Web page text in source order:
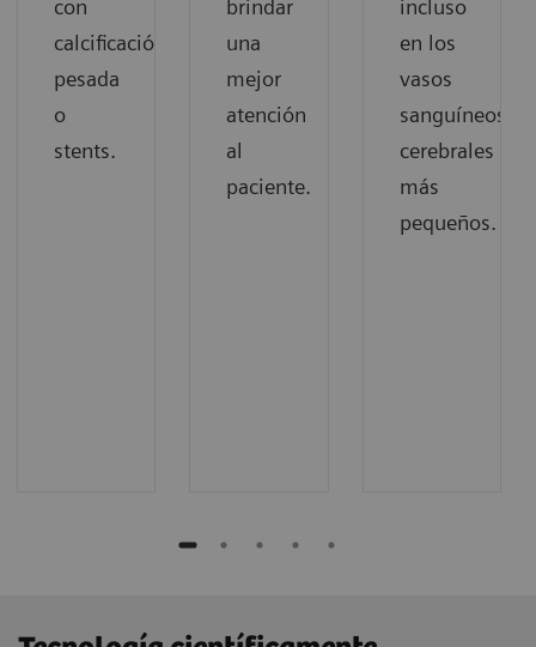
con
calcificación
pesada
o
stents.
brindar
una
mejor
atención
al
paciente.
incluso
en los
vasos
sanguíneos
cerebrales
más
pequeños.